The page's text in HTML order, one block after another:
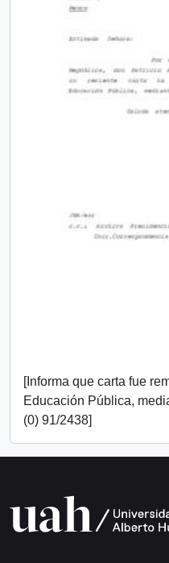
[Informa que carta fue
Educación Pública,
(0) 91/2438]